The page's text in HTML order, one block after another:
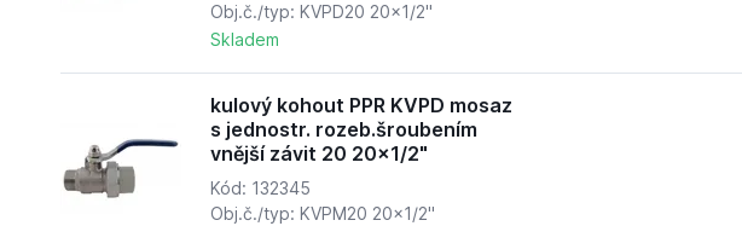
Obj.č./typ: KVPD20 20x1/2"
Skladem
kulový kohout PPR KVPD mosaz
s jednostr. rozeb.šroubením
vnější závit 20 20x1/2"
Kód: 132345
Obj.č./typ: KVPM20 20x1/2"